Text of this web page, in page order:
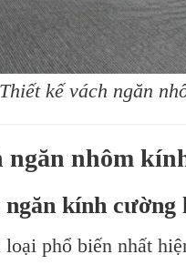
Thiết kế vách ngăn
ngăn nhôm
ngăn kính cường
phổ biến nhất